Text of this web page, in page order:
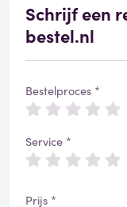
Schrijf een
bestel.nl
Bestelproces *
Service *
Prijs *